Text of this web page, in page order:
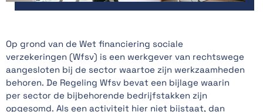
Op grond van de Wet financiering sociale
verzekeringen (Wfsv) is een werkgever van rechtswege
aangesloten bij de sector waartoe zijn werkzaamheden
behoren. De Regeling Wfsv bevat een bijlage waarin
per sector de bijbehorende bedrijfstakken zijn
opgesomd. Als een activiteit hier niet bijstaat, dan